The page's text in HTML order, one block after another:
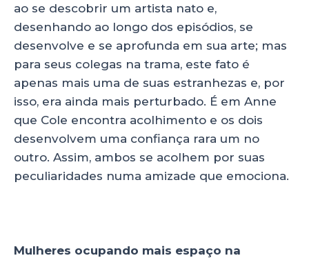
ao se descobrir um artista nato e,
desenhando ao longo dos episódios, se
desenvolve e se aprofunda em sua arte; mas
para seus colegas na trama, este fato é
apenas mais uma de suas estranhezas e, por
isso, era ainda mais perturbado. É em Anne
que Cole encontra acolhimento e os dois
desenvolvem uma confiança rara um no
outro. Assim, ambos se acolhem por suas
peculiaridades numa amizade que emociona.
Mulheres ocupando mais espaço na